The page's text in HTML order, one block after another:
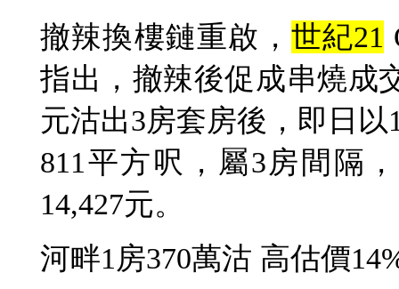
撤辣換樓鏈重啟， 世紀21
指出，撤辣後促成串燒成
元沽出3房套房後，即日
811平方呎，屬3房間隔
14,427元。
河畔1房370萬沽 高估價